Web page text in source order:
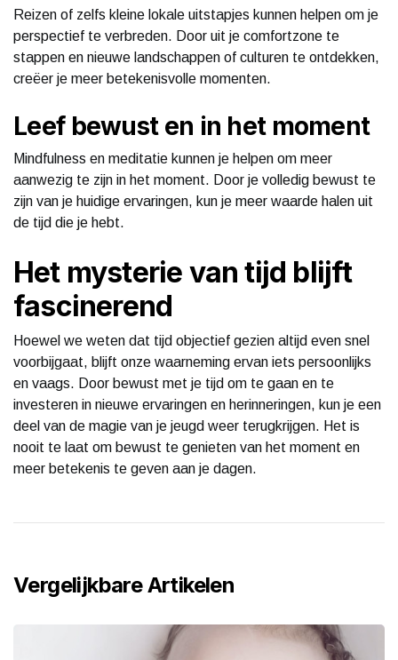
Reizen of zelfs kleine lokale uitstapjes kunnen helpen om je
perspectief te verbreden. Door uit je comfortzone te
stappen en nieuwe landschappen of culturen te ontdekken,
creëer je meer betekenisvolle momenten.
Leef bewust en in het moment
Mindfulness en meditatie kunnen je helpen om meer
aanwezig te zijn in het moment. Door je volledig bewust te
zijn van je huidige ervaringen, kun je meer waarde halen uit
de tijd die je hebt.
Het mysterie van tijd blijft
fascinerend
Hoewel we weten dat tijd objectief gezien altijd even snel
voorbijgaat, blijft onze waarneming ervan iets persoonlijks
en vaags. Door bewust met je tijd om te gaan en te
investeren in nieuwe ervaringen en herinneringen, kun je een
deel van de magie van je jeugd weer terugkrijgen. Het is
nooit te laat om bewust te genieten van het moment en
meer betekenis te geven aan je dagen.
Vergelijkbare Artikelen